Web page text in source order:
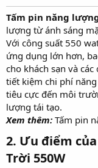
Tấm pin năng
lượng từ ánh sáng
Với công suất 550
ứng dụng lớn hơn,
cho khách sạn và
tiết kiệm chi phí
tiêu cực đến môi
lượng tái tạo.
Xem thêm: Tấm pin
2. Ưu điểm
Trời 550W